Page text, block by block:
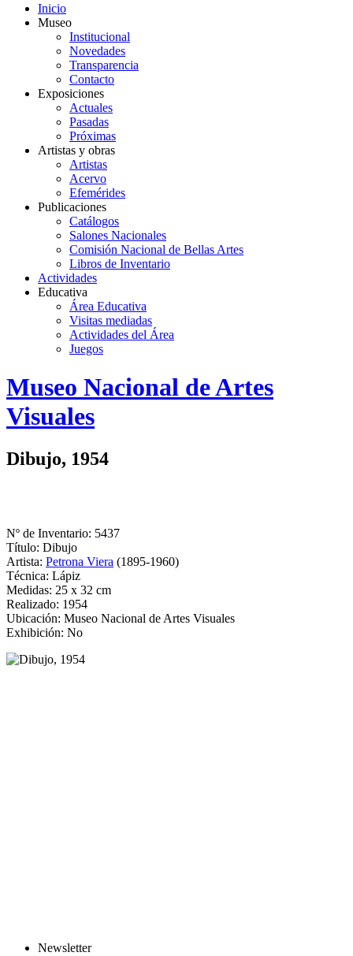
Inicio
Museo
Institucional
Novedades
Transparencia
Contacto
Exposiciones
Actuales
Pasadas
Próximas
Artistas y obras
Artistas
Acervo
Efemérides
Publicaciones
Catálogos
Salones Nacionales
Comisión Nacional de Bellas Artes
Libros de Inventario
Actividades
Educativa
Área Educativa
Visitas mediadas
Actividades del Área
Juegos
Logo
MNAV
Museo Nacional de Artes
Visuales
Dibujo, 1954
Nº de Inventario: 5437
Título: Dibujo
Artista: Petrona Viera (1895-1960)
Técnica: Lápiz
Medidas: 25 x 32 cm
Realizado: 1954
Ubicación: Museo Nacional de Artes Visuales
Exhibición: No
Newsletter